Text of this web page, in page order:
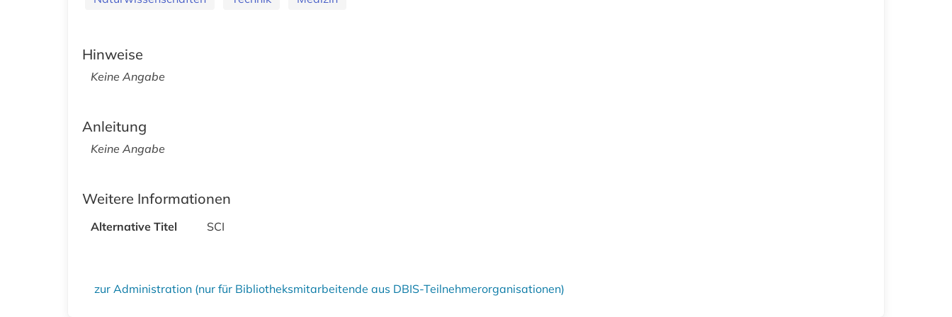
Hinweise
Keine Angabe
Anleitung
Keine Angabe
Weitere Informationen
Alternative Titel SCI
zur Administration (nur für Bibliotheksmitarbeitende aus DBIS-Teilnehmerorganisationen)